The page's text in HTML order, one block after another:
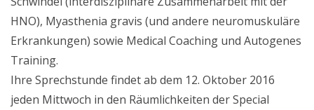
HNO), Myasthenia gravis (und andere neuromuskuläre
Erkrankungen) sowie Medical Coaching und Autogenes
Training.
Ihre Sprechstunde findet ab dem 12. Oktober 2016
jeden Mittwoch in den Räumlichkeiten der Special